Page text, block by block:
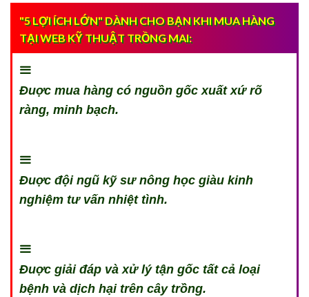
"5 LỢI ÍCH LỚN" DÀNH CHO BẠN KHI MUA HÀNG
TẠI WEB KỸ THUẬT TRỒNG MAI:
Đuợc mua hàng có nguồn gốc xuất xứ rõ
ràng, minh bạch.
Đuợc đội ngũ kỹ sư nông học giàu kinh
nghiệm tư vấn nhiệt tình.
Đuợc giải đáp và xử lý tận gốc tất cả loại
bệnh và dịch hại trên cây trồng.